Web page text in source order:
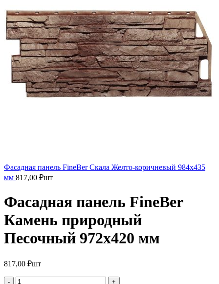
Фасадная панель FineBer Скала Желто-коричневый 984х435
мм 817,00 ₽шт
Фасадная панель FineBer
Камень природный
Песочный 972х420 мм
817,00 ₽шт